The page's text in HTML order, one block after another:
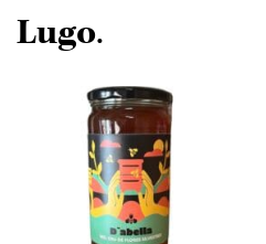
Lugo.